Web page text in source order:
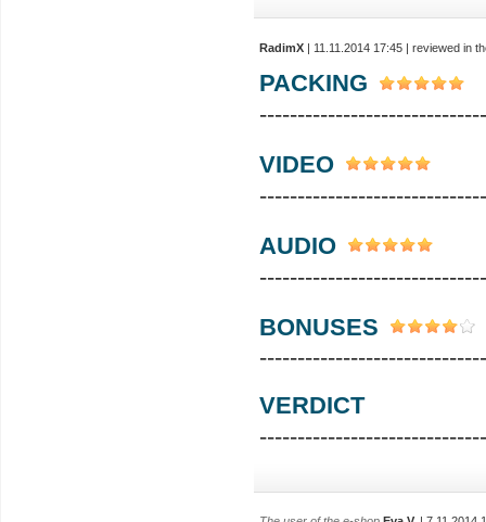
RadimX | 11.11.2014 17:45 | reviewed in
PACKING
VIDEO
AUDIO
BONUSES
VERDICT